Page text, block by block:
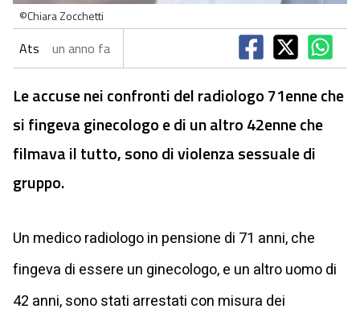
©Chiara Zocchetti
Ats un anno fa
Le accuse nei confronti del radiologo 71enne che
si fingeva ginecologo e di un altro 42enne che
filmava il tutto, sono di violenza sessuale di
gruppo.
Un medico radiologo in pensione di 71 anni, che
fingeva di essere un ginecologo, e un altro uomo di
42 anni, sono stati arrestati con misura dei